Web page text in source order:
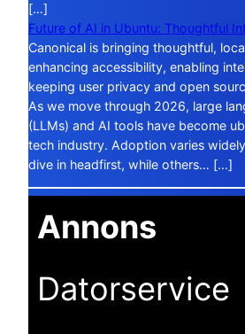
[…]
Future of AI in Ubuntu: Thoughtful
Canonical is bringing thoughtful,
enhancing accessibility, enabling
keeping user privacy and open
As we move through 2026, large
(LLMs) and AI tools have become
tech industry. Adoption varies
dive in headfirst, while others… […]
Annons
Datorservice